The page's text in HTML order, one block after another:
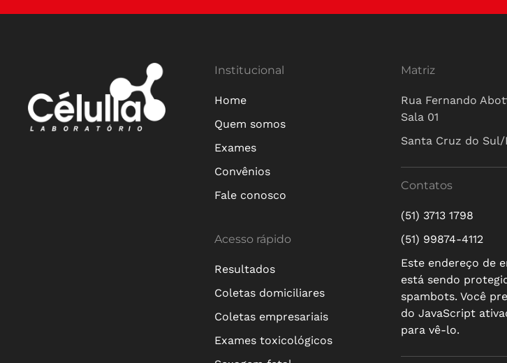
Institucional
Home
Quem somos
Exames
Convênios
Fale conosco
Acesso rápido
Resultados
Coletas domiciliares
Coletas empresariais
Exames toxicológicos
Matriz
Rua Fernando
Sala 01
Santa Cruz do Sul/
Contatos
(51) 3713 1798
(51) 99874-4112
Este endereço de
está sendo
spambots. Você
do JavaScript
para vê-lo.